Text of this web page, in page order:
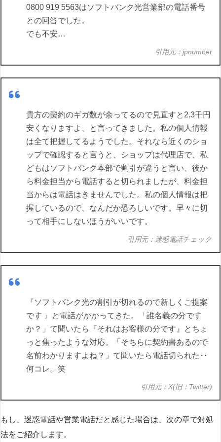
0800 919 5563はソフトバンク光営業部の電話番号
との回答でした。
でも不安…
引用元：jpnumber
貴方の契約のギガ数が余ってるので見直すと2.3千円
安くなりますよ、と言ってきました。私の個人情報
は全て把握してるようでした。それなら近くのショ
ップで確認すると言うと、ショップは代理店で、私
どもはソフトバンク本部で割引が違うと言い、後か
ら料金担当から電話すると切られましたが、料金担
当からは電話はきませんでした。私の個人情報は把
握しているので、なんだか恐ろしいです。早々に切
って相手にしないほうがいいです。
引用元：迷惑電話チェック
『ソフトバンク光の割引が切れるので新しくご提案
です 』と電話がかかってきた。「誰名義の分です
か？」て聞いたら『それはお客様の分です』とちょ
っと焦ったような対応。「そちらに契約書あるので
名前わかりますよね？」て聞いたら電話切られた‥
何コレ。笑
引用元：X(旧：Twitter)
もし、迷惑電話や営業電話だと感じた場合は、次の章で対処
法をご紹介します。